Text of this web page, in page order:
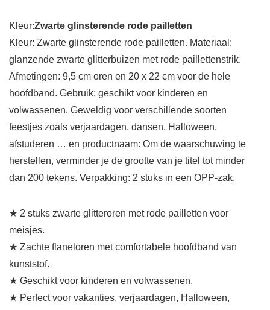
Kleur:Zwarte glinsterende rode pailletten
Kleur: Zwarte glinsterende rode pailletten. Materiaal:
glanzende zwarte glitterbuizen met rode paillettenstrik.
Afmetingen: 9,5 cm oren en 20 x 22 cm voor de hele
hoofdband. Gebruik: geschikt voor kinderen en
volwassenen. Geweldig voor verschillende soorten
feestjes zoals verjaardagen, dansen, Halloween,
afstuderen … en productnaam: Om de waarschuwing te
herstellen, verminder je de grootte van je titel tot minder
dan 200 tekens. Verpakking: 2 stuks in een OPP-zak.
★ 2 stuks zwarte glitteroren met rode pailletten voor
meisjes.
★ Zachte flaneloren met comfortabele hoofdband van
kunststof.
★ Geschikt voor kinderen en volwassenen.
★ Perfect voor vakanties, verjaardagen, Halloween,